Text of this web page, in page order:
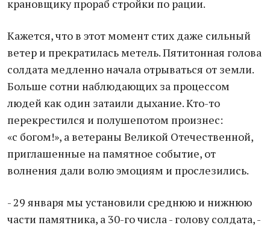
крановщику прораб стройки по рации.
Кажется, что в этот момент стих даже сильный
ветер и прекратилась метель. Пятитонная голова
солдата медленно начала отрываться от земли.
Больше сотни наблюдающих за процессом
людей как один затаили дыхание. Кто-то
перекрестился и полушепотом произнес:
«с богом!», а ветераны Великой Отечественной,
приглашенные на памятное событие, от
волнения дали волю эмоциям и прослезились.
- 29 января мы установили среднюю и нижнюю
части памятника, а 30-го числа - голову солдата, -